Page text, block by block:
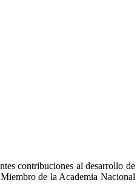
contribuciones al desarrollo de
de la Academia Nacional